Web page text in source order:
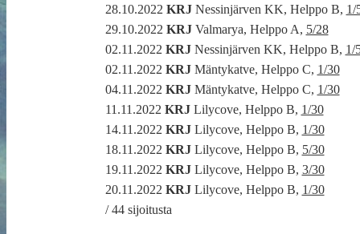
28.10.2022 KRJNessinjärven KK, Helppo B, 1/
29.10.2022 KRJValmarya, Helppo A, 5/28
02.11.2022 KRJNessinjärven KK, Helppo B, 1/
02.11.2022 KRJMäntykatve, Helppo C, 1/30
04.11.2022 KRJMäntykatve, Helppo C, 1/30
11.11.2022 KRJLilycove, Helppo B, 1/30
14.11.2022 KRJLilycove, Helppo B, 1/30
18.11.2022 KRJLilycove, Helppo B, 5/30
19.11.2022 KRJLilycove, Helppo B, 3/30
20.11.2022 KRJLilycove, Helppo B, 1/30
/ 44 sijoitusta